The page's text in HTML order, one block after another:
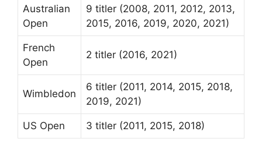
Australian
Open
9 titler (2008, 2011, 2012, 2013,
2015, 2016, 2019, 2020, 2021)
French
Open
2 titler (2016, 2021)
Wimbledon
6 titler (2011, 2014, 2015, 2018,
2019, 2021)
US Open 3 titler (2011, 2015, 2018)